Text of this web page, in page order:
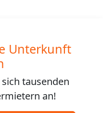
Unterkunft
tausenden
an!